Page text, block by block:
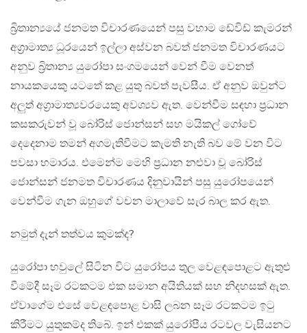
බ්‍රිතාන්‍යයේ ජනමත විචාරණයෙන් පසු වහාම ඩේවිඩ් කැමරන්
අග්‍රාමාත්‍ය ධූරයෙන් ඉල්ලා අස්වන බවත් ජනමත විචාරණයට
අනුව බ්‍රිතාන්‍ය යුරෝපා සංගමයෙන් වෙන් වීම වෙනත්
නායකයෙකු යටතේ කළ යුතු බවත් පැවසීය. ඒ අනුව ඔවුන්ට
අලුත් අග්‍රාමාත්‍යවරයෙකු අවශ්‍යව ඇත. වෙන්වීම සඳහා ප්‍රධාන
කසකරුවන් වූ බෝරිස් ජොන්සන් සහ මයිකල් ගෝවේ
දෙදෙනාම තමන් අගමැතිවීමට කැමති නැති බව මේ වන විට
පවසා හමාරය. එමෙන්ම මෙහි ප්‍රධාන නළුවා වූ බෝරිස්
ජොන්සන් ජනමත විචාරණය දිනුවායින් පසු යුරෝපයෙන්
වෙන්වීම ගැන ඔහුගේ වචන මාලාවේ සැර බාල කර ඇත.
නමුත් දැන් තත්වය කුමක්ද?
යුරෝපා හවුලේ සිටින විට යුරෝපය තුල වෙළඳපොළට ඇතුළු
වීමේදී සෑම රටකටම එක සමාන අයිතියක් සහ නිදහසක් ඇත.
ඒවාගේම එසේ වෙළඳපොළ වාසි ලබන සෑම රටකටම ඉටු
කිරීමට යුතුකම්ද තිබේ. ඉන් එකක් යුරෝපීය රටවල වැසියනට